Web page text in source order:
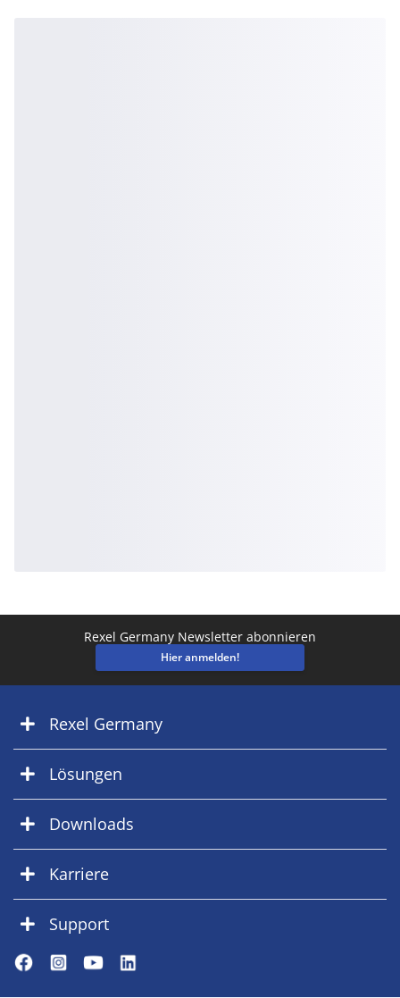
Rexel Germany Newsletter abonnieren
Hier anmelden!
Rexel Germany
Lösungen
Downloads
Karriere
Support